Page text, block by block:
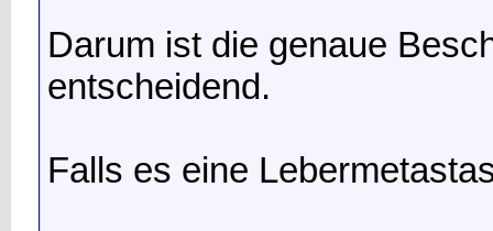
Darum ist die genaue
entscheidend.
Falls es eine